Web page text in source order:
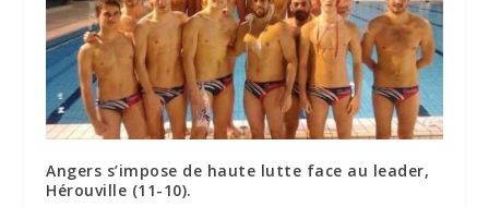
Angers s’impose de haute lutte face au leader,
Hérouville (11-10).